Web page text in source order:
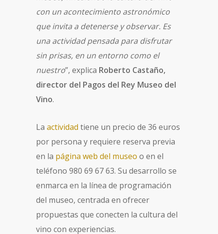
con un acontecimiento astronómico
que invita a detenerse y observar. Es
una actividad pensada para disfrutar
sin prisas, en un entorno como el
nuestro”, explica Roberto Castaño,
director del Pagos del Rey Museo del
Vino.
La actividad tiene un precio de 36 euros
por persona y requiere reserva previa
en la página web del museo o en el
teléfono 980 69 67 63. Su desarrollo se
enmarca en la línea de programación
del museo, centrada en ofrecer
propuestas que conecten la cultura del
vino con experiencias.